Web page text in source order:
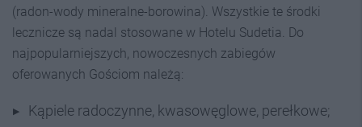
(radon-wody mineralne-borowina). Wszystkie te środki
lecznicze są nadal stosowane w Hotelu Sudetia. Do
najpopularniejszych, nowoczesnych zabiegów
oferowanych Gościom należą:
Kąpiele radoczynne, kwasowęglowe, perełkowe;